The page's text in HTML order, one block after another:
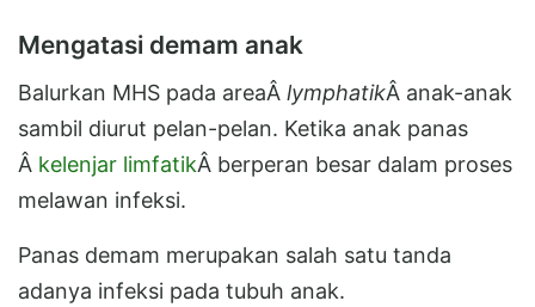
Mengatasi demam anak
Balurkan MHS pada areaÂ lymphatikÂ anak-anak
sambil diurut pelan-pelan. Ketika anak panas
Â kelenjar limfatikÂ berperan besar dalam proses
melawan infeksi.
Panas demam merupakan salah satu tanda
adanya infeksi pada tubuh anak.